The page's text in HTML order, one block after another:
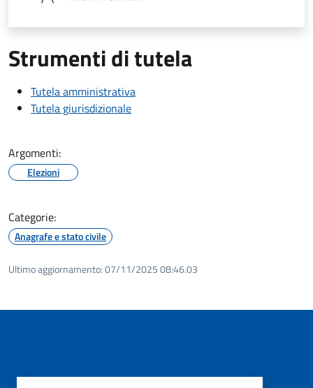
Strumenti di tutela
Tutela amministrativa
Tutela giurisdizionale
Argomenti:
Elezioni
Categorie:
Anagrafe e stato civile
Ultimo aggiornamento:07/11/2025 08:46.03